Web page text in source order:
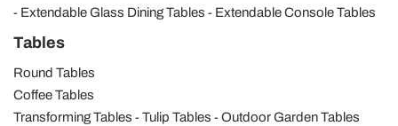
Extendable Glass Dining Tables
Extendable Console Tables
Tables
Round Tables
Coffee Tables
Transforming Tables
Tulip Tables Outdoor Garden Tables